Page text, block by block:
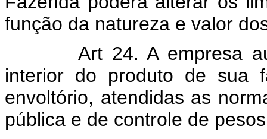
função da natureza e valor
Art 24. A empresa
interior do produto de sua
envoltório, atendidas as
pública e de controle de